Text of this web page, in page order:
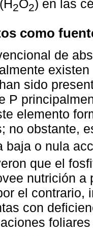
2O2) en las
como
de
sido
P
elemento
no obstante,
baja o nula
que el
nutrición
el contrario,
con